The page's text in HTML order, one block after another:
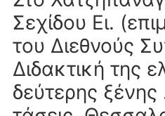
Σεχίδου Ει.
του Διεθνούς
Διδακτική της
δεύτερης